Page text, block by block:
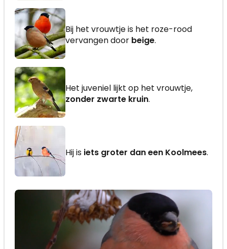
Bij het vrouwtje is het roze-rood
vervangen door beige.
Het juveniel lijkt op het vrouwtje,
zonder zwarte kruin.
Hij is iets groter dan een Koolmees.